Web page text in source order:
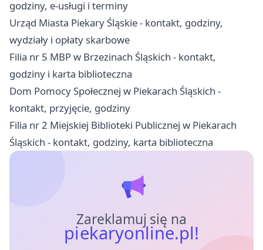
godziny, e-usługi i terminy
Urząd Miasta Piekary Śląskie - kontakt, godziny,
wydziały i opłaty skarbowe
Filia nr 5 MBP w Brzezinach Śląskich - kontakt,
godziny i karta biblioteczna
Dom Pomocy Społecznej w Piekarach Śląskich -
kontakt, przyjęcie, godziny
Filia nr 2 Miejskiej Biblioteki Publicznej w Piekarach
Śląskich - kontakt, godziny, karta biblioteczna
Zareklamuj się na
piekaryonline.pl!